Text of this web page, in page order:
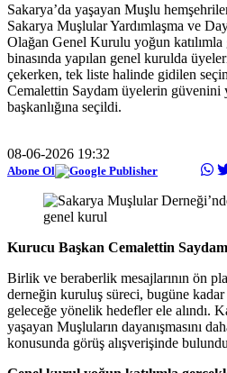
Sakarya’da yaşayan Muşlu
Sakarya Muşlular Yardımlaşma ve
Olağan Genel Kurulu yoğun
binasında yapılan genel kurulda
çekerken, tek liste halinde gidilen
Cemalettin Saydam üyelerin güvenini
başkanlığına seçildi.
08-06-2026 19:32
Abone Ol
Kurucu Başkan Cemalettin
Birlik ve beraberlik mesajlarının ön
derneğin kuruluş süreci, bugüne
geleceğe yönelik hedefler ele alındı.
yaşayan Muşluların dayanışmasını
konusunda görüş alışverişinde